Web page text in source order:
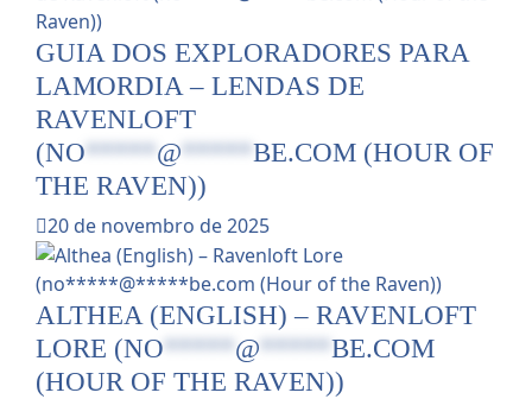
GUIA DOS EXPLORADORES PARA
LAMORDIA – LENDAS DE
RAVENLOFT
(NO*****@*****BE.COM (HOUR OF
THE RAVEN))
20 de novembro de 2025
ALTHEA (ENGLISH) – RAVENLOFT
LORE (NO*****@*****BE.COM
(HOUR OF THE RAVEN))